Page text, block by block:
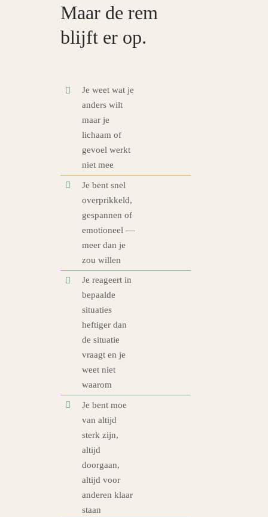
Maar de rem
blijft er op.
Je weet wat je
anders wilt
maar je
lichaam of
gevoel werkt
niet mee
Je bent snel
overprikkeld,
gespannen of
emotioneel —
meer dan je
zou willen
Je reageert in
bepaalde
situaties
heftiger dan
de situatie
vraagt en je
weet niet
waarom
Je bent moe
van altijd
sterk zijn,
altijd
doorgaan,
altijd voor
anderen klaar
staan